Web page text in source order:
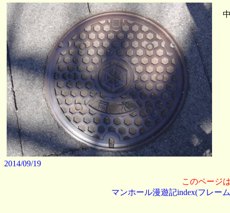
中
2014/09/19
このページ
マンホール漫遊記index(フレー